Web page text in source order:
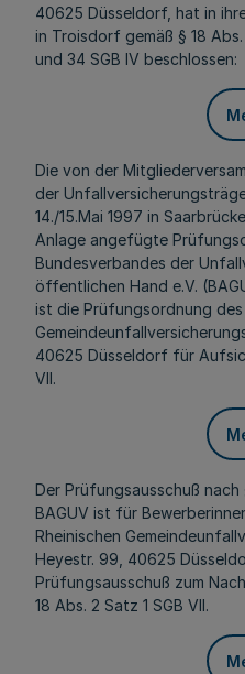
40625 Düsseldorf, hat in
in Troisdorf gemäß § 18
und 34 SGB IV beschlossen:
Die von der
der
14./15.Mai 1997 in
Anlage angefügte
Bundesverbandes der
öffentlichen Hand e.V.
ist die Prüfungsordnung des
40625 Düsseldorf für
VII.
Der Prüfungsausschuß
BAGUV ist für
Rheinischen
Heyestr. 99, 40625
Prüfungsausschuß zum
18 Abs. 2 Satz 1 SGB VII.